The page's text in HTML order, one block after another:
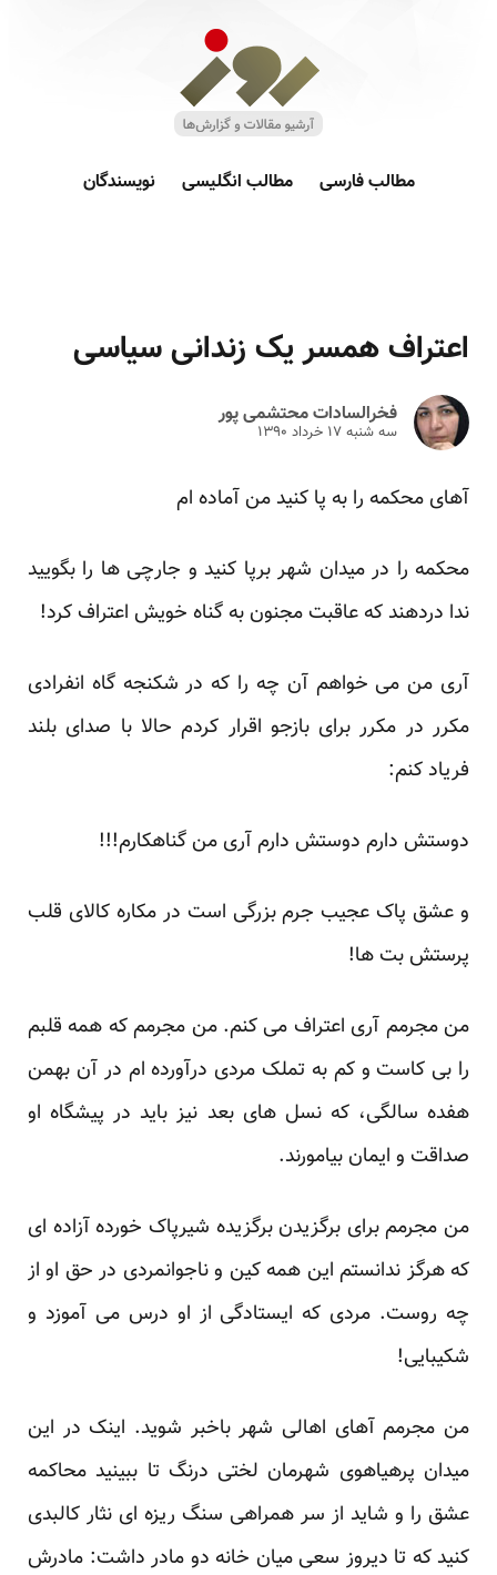
مطالب فارسی مطالب انگلیسی نویسندگان
اعتراف همسر یک زندانی سیاسی
فخرالسادات محتشمی پور
سه شنبه ۱۷ خرداد ۱۳۹۰
آهای محکمه را به پا کنید من آماده ام
محکمه را در میدان شهر برپا کنید و جارچی ها را بگویید
ندا دردهند که عاقبت مجنون به گناه خویش اعتراف کرد!
آری من می خواهم آن چه را که در شکنجه گاه انفرادی
مکرر در مکرر برای بازجو اقرار کردم حالا با صدای بلند
فریاد کنم:
دوستش دارم دوستش دارم آری من گناهکارم!!!
و عشق پاک عجیب جرم بزرگی است در مکاره کالای قلب
پرستش بت ها!
من مجرمم آری اعتراف می کنم. من مجرمم که همه قلبم
را بی کاست و کم به تملک مردی درآورده ام در آن بهمن
هفده سالگی، که نسل های بعد نیز باید در پیشگاه او
صداقت و ایمان بیامورند.
من مجرمم برای برگزیدن برگزیده شیرپاک خورده آزاده ای
که هرگز ندانستم این همه کین و ناجوانمردی در حق او از
چه روست. مردی که ایستادگی از او درس می آموزد و
شکیبایی!
من مجرمم آهای اهالی شهر باخبر شوید. اینک در این
میدان پرهیاهوی شهرمان لختی درنگ تا ببینید محاکمه
عشق را و شاید از سر همراهی سنگ ریزه ای نثار کالبدی
کنید که تا دیروز سعی میان خانه دو مادر داشت: مادرش